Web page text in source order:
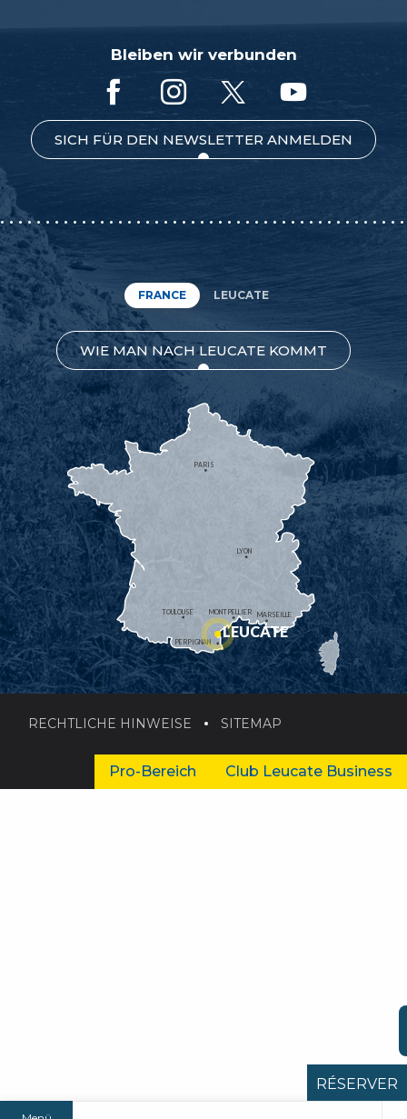
Bleiben wir verbunden
SICH FÜR DEN NEWSLETTER ANMELDEN
FRANCE LEUCATE
WIE MAN NACH LEUCATE KOMMT
MONTPELLIER
PERPIGNAN
MARSEILLE
TOULOUSE
LYON
PARIS
LEUCATE
RECHTLICHE HINWEISE SITEMAP
Pro-Bereich Club Leucate Business
RÉSERVER